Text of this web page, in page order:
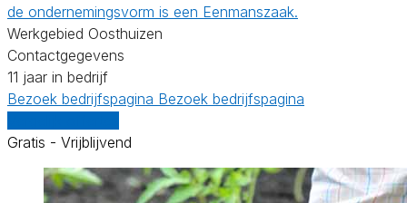
de ondernemingsvorm is een Eenmanszaak.
Werkgebied Oosthuizen
Contactgegevens
11 jaar in bedrijf
Bezoek bedrijfspagina Bezoek bedrijfspagina
Gratis - Vrijblijvend